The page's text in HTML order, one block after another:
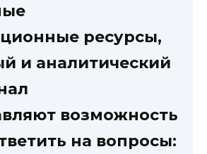
ресурсы,
и аналитический
возможность
на вопросы: